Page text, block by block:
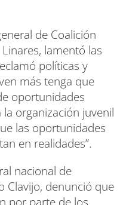
de Coalición
lamentó las
políticas y
más tenga que
oportunidades
organización juvenil
las oportunidades
en realidades”.
nacional de
Clavijo, denunció que
por parte de los